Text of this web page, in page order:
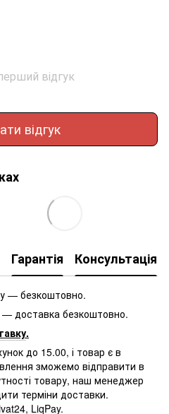
відгук
відгук
Гарантія Консультація
— безкоштовно.
— доставка безкоштовно.
.
до 15.00, і товар є в
зможемо відправити в
товару, наш менеджер
терміни доставки.
LiqPay.